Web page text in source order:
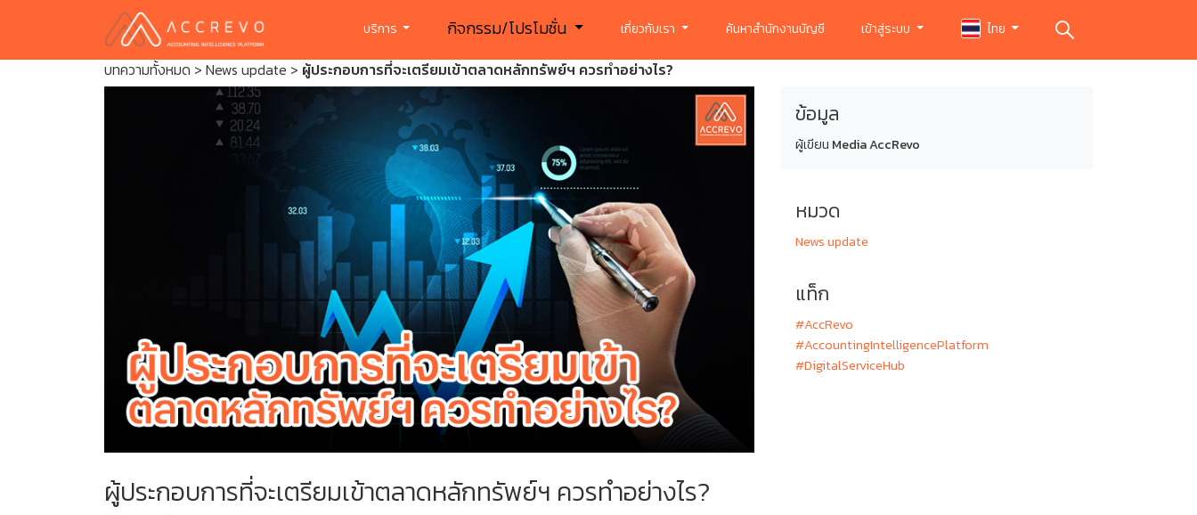
บริการ กิจกรรม/โปรโมชั่น เกี่ยวกับเรา ค้นหาสำนักงานบัญชี เข้าสู่ระบบ ไทย
บทความทั้งหมด > News update > ผู้ประกอบการที่จะเตรียมเข้าตลาดหลักทรัพย์ฯ ควรทำอย่างไร?
ผู้ประกอบการที่จะเตรียมเข้าตลาดหลักทรัพย์ฯ ควรทำอย่างไร?
ข้อมูล
ผู้เขียน Media AccRevo
หมวด
News update
แท็ก
#AccRevo
#AccountingIntelligencePlatform
#DigitalServiceHub